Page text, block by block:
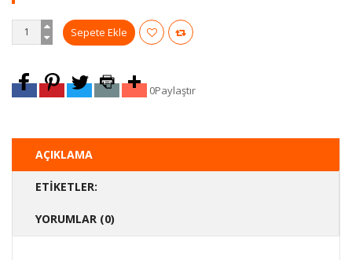
0Paylaştır
AÇIKLAMA
ETIKETLER:
YORUMLAR (0)